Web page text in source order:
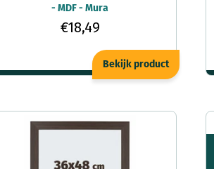
- MDF - Mura
€18,49
Bekijk product